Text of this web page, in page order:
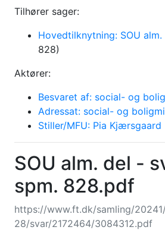
Tilhører sager:
Hovedtilknytning: SOU alm.
828)
Aktører:
Besvaret af: social- og
Adressat: social- og
Stiller/MFU: Pia Kjærsgaard
SOU alm. del -
spm. 828.pdf
https://www.ft.dk/samling/
28/svar/2172464/3084312.pdf